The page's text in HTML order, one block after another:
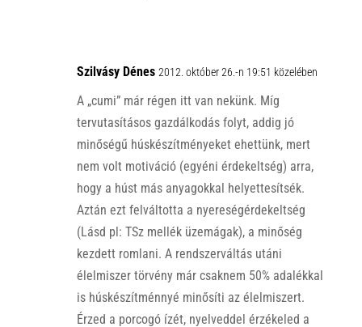
Szilvásy Dénes 2012. október 26.-n 19:51 közelében
A „cumi” már régen itt van nekünk. Míg
tervutasításos gazdálkodás folyt, addig jó
minőségű húskészítményeket ehettünk, mert
nem volt motiváció (egyéni érdekeltség) arra,
hogy a húst más anyagokkal helyettesítsék.
Aztán ezt felváltotta a nyereségérdekeltség
(Lásd pl: TSz mellék üzemágak), a minőség
kezdett romlani. A rendszerváltás utáni
élelmiszer törvény már csaknem 50% adalékkal
is húskészítménnyé minősíti az élelmiszert.
Érzed a porcogó ízét, nyelveddel érzékeled a